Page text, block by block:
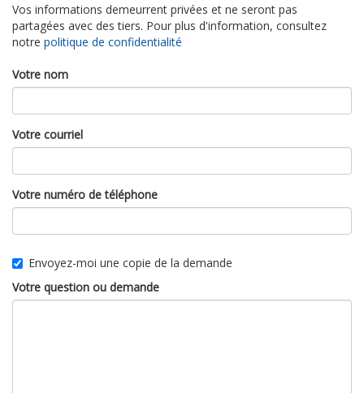
Vos informations demeurrent privées et ne seront pas
partagées avec des tiers. Pour plus d'information, consultez
notre politique de confidentialité
Votre nom
Votre courriel
Votre numéro de téléphone
Envoyez-moi une copie de la demande
Votre question ou demande